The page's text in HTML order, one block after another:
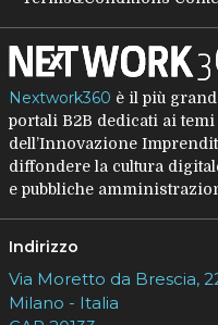
Nextwork360 è il più
portali B2B dedicati ai
dell’Innovazione
diffondere la cultura
e pubbliche
Indirizzo
Via Moretto da Brescia,
Milano - Italia